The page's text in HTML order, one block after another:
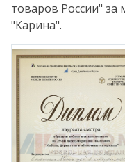
товаров России"
"Карина".